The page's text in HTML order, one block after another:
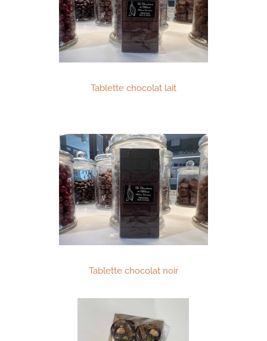
Tablette chocolat lait
Tablette chocolat noir